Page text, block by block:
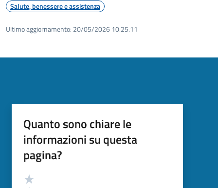
Salute, benessere e assistenza
Ultimo aggiornamento: 20/05/2026 10:25.11
Quanto sono chiare le
informazioni su questa
pagina?
Valutazione